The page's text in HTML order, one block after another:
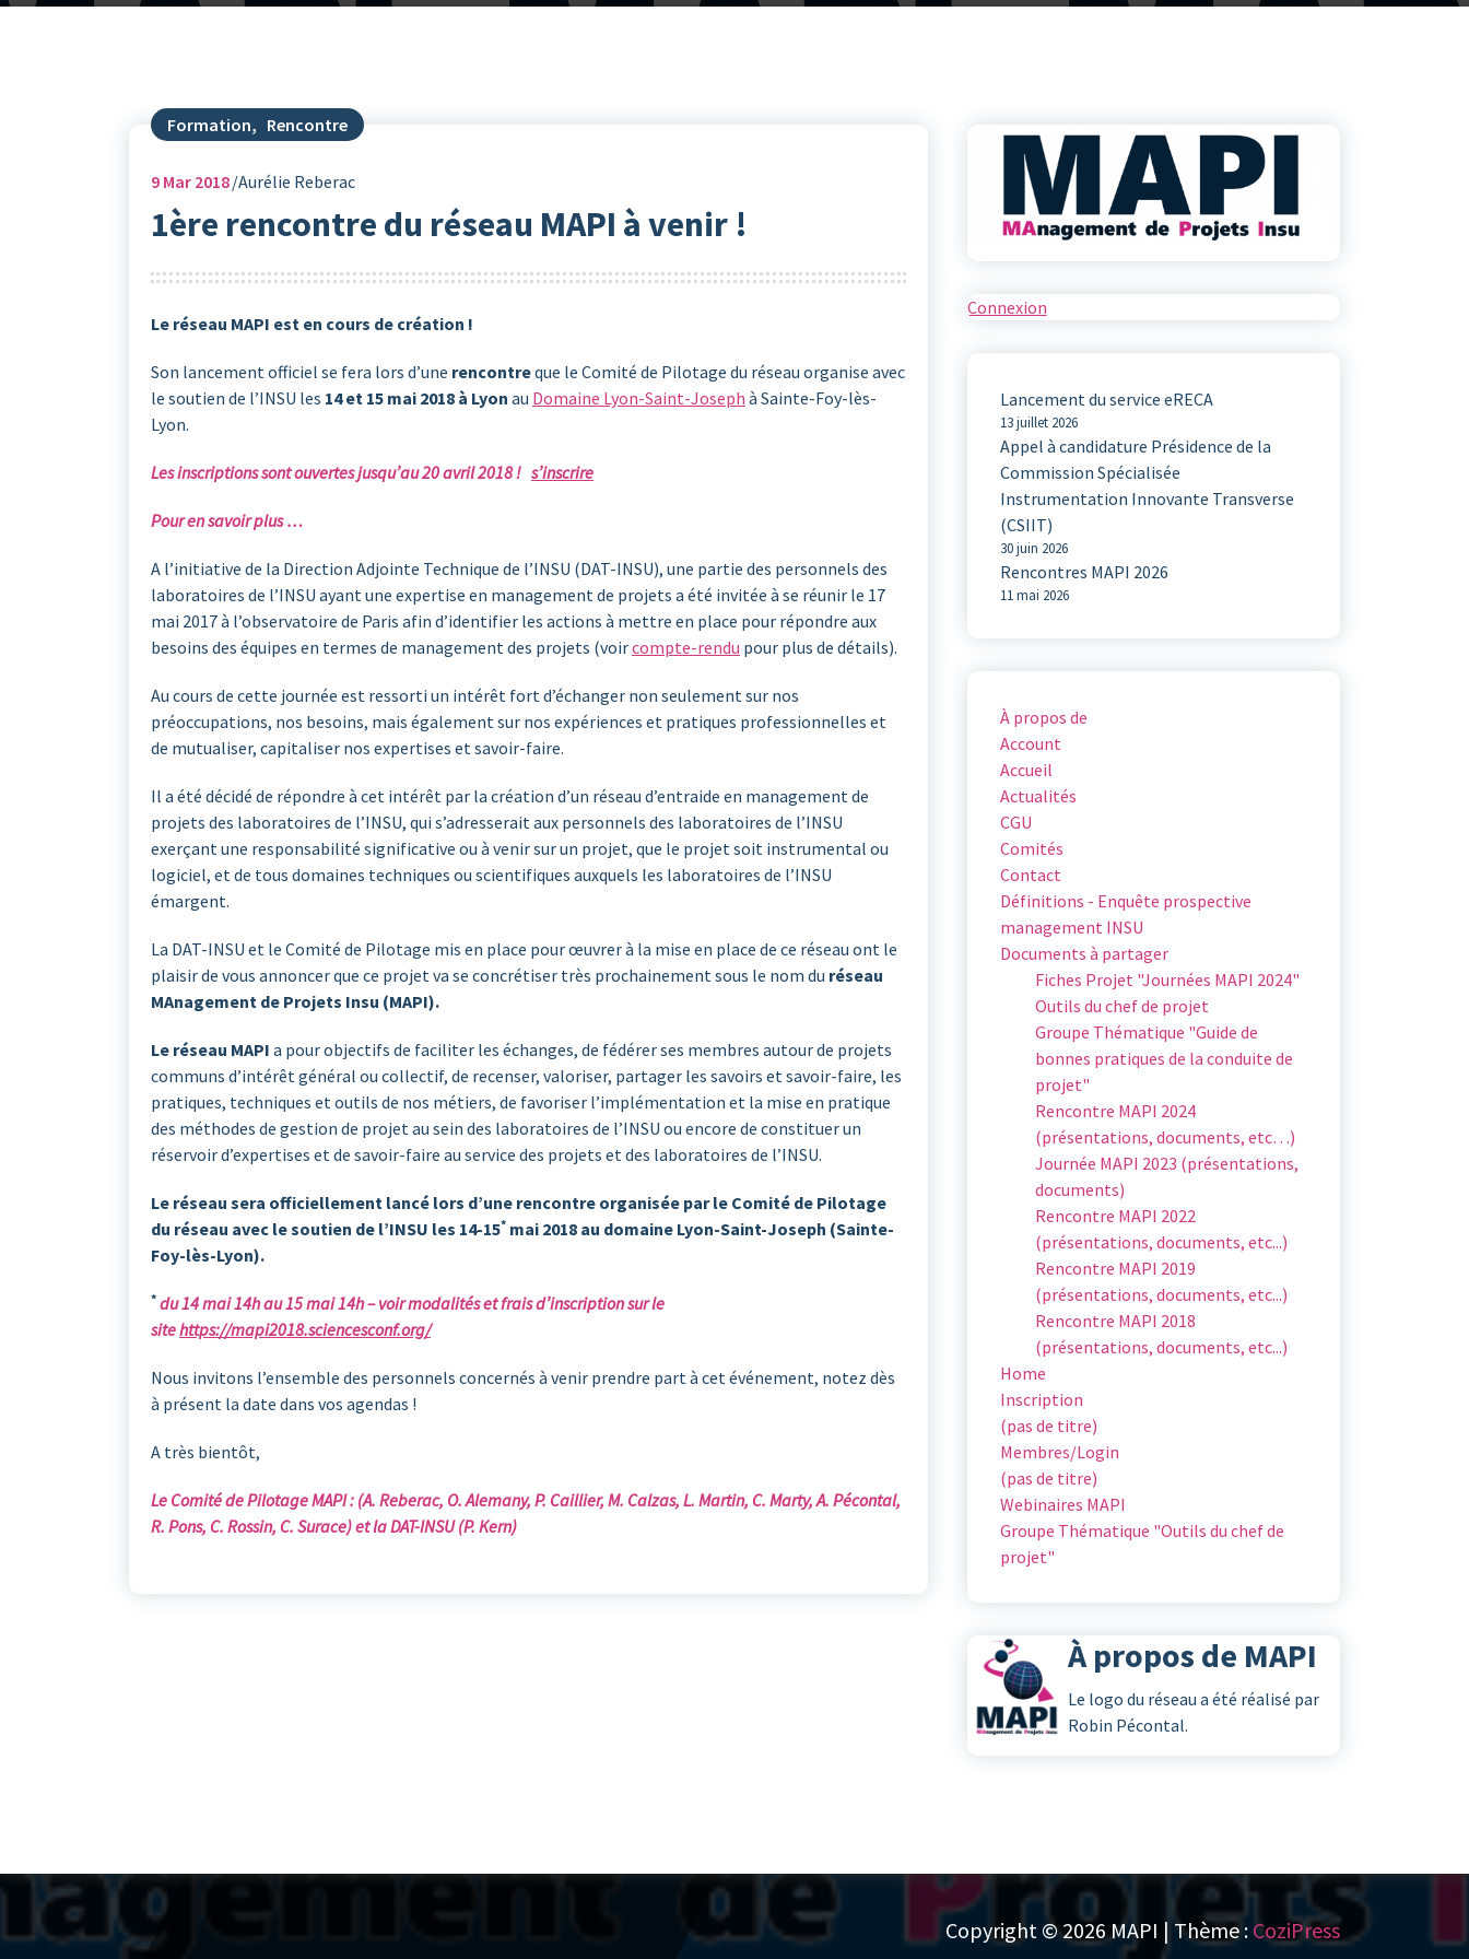
Formation, Rencontre
9 Mar 2018 Aurélie Reberac
1ère rencontre du réseau MAPI à venir !
Le réseau MAPI est en cours de création !
Son lancement officiel se fera lors d’une rencontreque le Comité de Pilotage du réseau organise avec
le soutien de l’INSU les 14 et 15 mai 2018 à Lyon au Domaine Lyon-Saint-Joseph à Sainte-Foy-lès-
Lyon.
Les inscriptions sont ouvertes jusqu’au 20 avril 2018 ! s’inscrire
Pour en savoir plus …
A l’initiative de la Direction Adjointe Technique de l’INSU (DAT-INSU), une partie des personnels des
laboratoires de l’INSU ayant une expertise en management de projets a été invitée à se réunir le 17
mai 2017 à l’observatoire de Paris afin d’identifier les actions à mettre en place pour répondre aux
besoins des équipes en termes de management des projets (voircompte-rendu pour plus de détails).
Au cours de cette journée est ressorti un intérêt fort d’échanger non seulement sur nos
préoccupations, nos besoins, mais également sur nos expériences et pratiques professionnelles et
de mutualiser, capitaliser nos expertises et savoir-faire.
Il a été décidé de répondre à cet intérêt par la création d’un réseau d’entraide en management de
projets des laboratoires de l’INSU, qui s’adresserait aux personnels des laboratoires de l’INSU
exerçant une responsabilité significative ou à venir sur un projet, que le projet soit instrumental ou
logiciel, et de tous domaines techniques ou scientifiques auxquels les laboratoires de l’INSU
émargent.
La DAT-INSU et le Comité de Pilotage mis en place pour œuvrer à la mise en place de ce réseau ont le
plaisir de vous annoncer que ce projet va se concrétiser très prochainement sous le nom du réseau
MAnagement de Projets Insu (MAPI).
Le réseau MAPI a pour objectifs de faciliter les échanges, de fédérer ses membres autour de projets
communs d’intérêt général ou collectif, de recenser, valoriser, partager les savoirs et savoir-faire, les
pratiques, techniques et outils de nos métiers, de favoriser l’implémentation et la mise en pratique
des méthodes de gestion de projet au sein des laboratoires de l’INSU ou encore de constituer un
réservoir d’expertises et de savoir-faire au service des projets et des laboratoires de l’INSU.
Le réseau sera officiellement lancé lors d’une rencontre organisée par le Comité de Pilotage
du réseau avec le soutien de l’INSU les 14-15* mai 2018 au domaine Lyon-Saint-Joseph (Sainte-
Foy-lès-Lyon).
* du 14 mai 14h au 15 mai 14h – voir modalités et frais d’inscription sur le
sitehttps://mapi2018.sciencesconf.org/
Nous invitons l’ensemble des personnels concernés à venir prendre part à cet événement, notez dès
à présent la date dans vos agendas !
A très bientôt,
Le Comité de Pilotage MAPI : (A. Reberac, O. Alemany, P. Caillier, M. Calzas, L. Martin, C. Marty, A. Pécontal,
R. Pons, C. Rossin, C. Surace) et la DAT-INSU (P. Kern)
Connexion
Lancement du service eRECA
13 juillet 2026
Appel à candidature Présidence de la
Commission Spécialisée
Instrumentation Innovante Transverse
(CSIIT)
30 juin 2026
Rencontres MAPI 2026
11 mai 2026
À propos de
Account
Accueil
Actualités
CGU
Comités
Contact
Définitions - Enquête prospective
management INSU
Documents à partager
Fiches Projet "Journées MAPI 2024"
Outils du chef de projet
Groupe Thématique "Guide de
bonnes pratiques de la conduite de
projet"
Rencontre MAPI 2024
(présentations, documents, etc…)
Journée MAPI 2023 (présentations,
documents)
Rencontre MAPI 2022
(présentations, documents, etc...)
Rencontre MAPI 2019
(présentations, documents, etc...)
Rencontre MAPI 2018
(présentations, documents, etc...)
Home
Inscription
(pas de titre)
Membres/Login
(pas de titre)
Webinaires MAPI
Groupe Thématique "Outils du chef de
projet"
À propos de MAPI
Le logo du réseau a été réalisé par
Robin Pécontal.
Copyright © 2026 MAPI | Thème : CoziPress